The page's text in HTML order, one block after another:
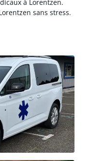
à Lorentzen.
sans stress.